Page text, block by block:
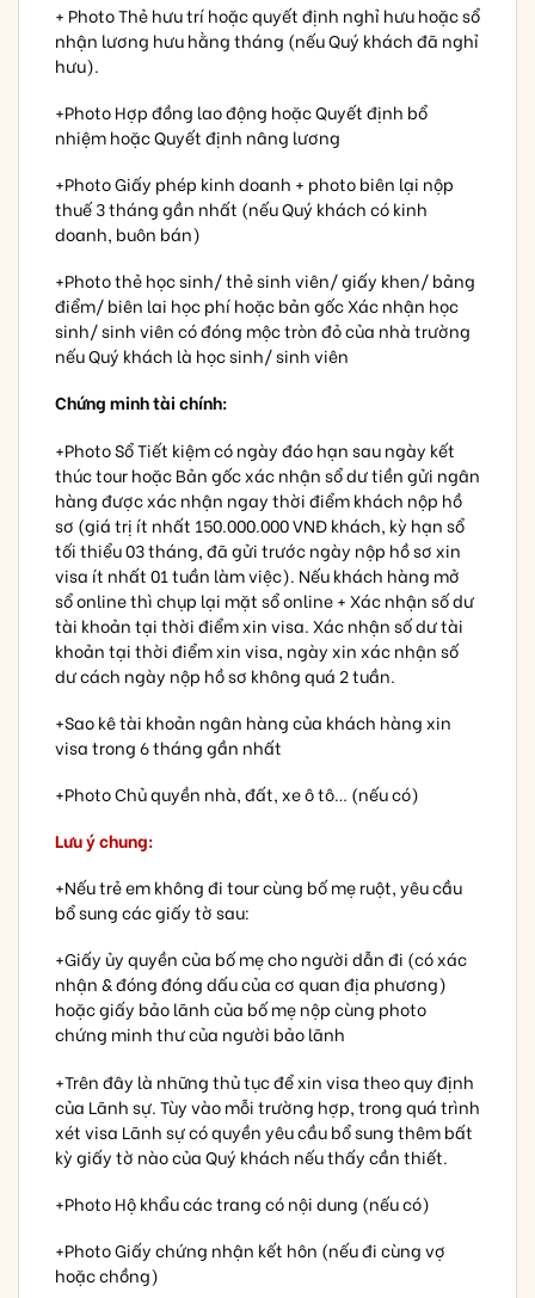
+ Photo Thẻ hưu trí hoặc quyết định nghỉ hưu hoặc sổ
nhận lương hưu hằng tháng (nếu Quý khách đã nghỉ
hưu).
+Photo Hợp đồng lao động hoặc Quyết định bổ
nhiệm hoặc Quyết định nâng lương
+Photo Giấy phép kinh doanh + photo biên lại nộp
thuế 3 tháng gần nhất (nếu Quý khách có kinh
doanh, buôn bán)
+Photo thẻ học sinh/ thẻ sinh viên/ giấy khen/ bảng
điểm/ biên lai học phí hoặc bản gốc Xác nhận học
sinh/ sinh viên có đóng mộc tròn đỏ của nhà trường
nếu Quý khách là học sinh/ sinh viên
Chứng minh tài chính:
+Photo Sổ Tiết kiệm có ngày đáo hạn sau ngày kết
thúc tour hoặc Bản gốc xác nhận sổ dư tiền gửi ngân
hàng được xác nhận ngay thời điểm khách nộp hồ
sơ (giá trị ít nhất 150.000.000 VNĐ khách, kỳ hạn sổ
tối thiểu 03 tháng, đã gửi trước ngày nộp hồ sơ xin
visa ít nhất 01 tuần làm việc). Nếu khách hàng mở
sổ online thì chụp lại mặt sổ online + Xác nhận số dư
tài khoản tại thời điểm xin visa. Xác nhận số dư tài
khoản tại thời điểm xin visa, ngày xin xác nhận số
dư cách ngày nộp hồ sơ không quá 2 tuần.
+Sao kê tài khoản ngân hàng của khách hàng xin
visa trong 6 tháng gần nhất
+Photo Chủ quyền nhà, đất, xe ô tô… (nếu có)
Lưu ý chung:
+Nếu trẻ em không đi tour cùng bố mẹ ruột, yêu cầu
bổ sung các giấy tờ sau:
+Giấy ủy quyền của bố mẹ cho người dẫn đi (có xác
nhận & đóng đóng dấu của cơ quan địa phương)
hoặc giấy bảo lãnh của bố mẹ nộp cùng photo
chứng minh thư của người bảo lãnh
+Trên đây là những thủ tục để xin visa theo quy định
của Lãnh sự. Tùy vào mỗi trường hợp, trong quá trình
xét visa Lãnh sự có quyền yêu cầu bổ sung thêm bất
kỳ giấy tờ nào của Quý khách nếu thấy cần thiết.
+Photo Hộ khẩu các trang có nội dung (nếu có)
+Photo Giấy chứng nhận kết hôn (nếu đi cùng vợ
hoặc chồng)